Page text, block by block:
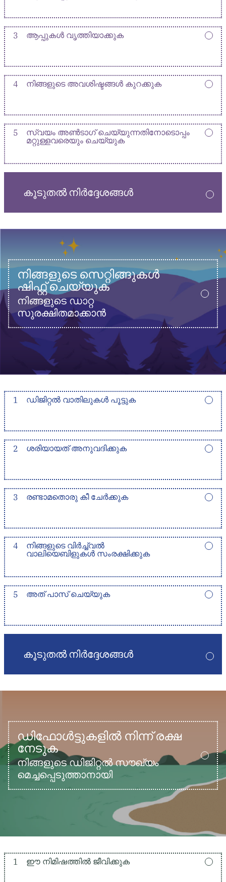
3 ആപ്പുകൾ വൃത്തിയാക്കുക
4 നിങ്ങളുടെ അവശിഷ്ടങ്ങൾ കുറക്കുക
5
സ്വയം അൺടാഗ് ചെയ്യുന്നതിനോടൊപ്പം
മറ്റുള്ളവരെയും ചെയ്യുക
കൂടുതൽ നിർദ്ദേശങ്ങൾ
നിങ്ങളുടെ സെറ്റിങ്ങുകൾ
ഷിഫ്റ്റ് ചെയ്യുക
നിങ്ങളുടെ ഡാറ്റ
സുരക്ഷിതമാക്കാൻ
1 ഡിജിറ്റൽ വാതിലുകൾ പൂട്ടുക
2 ശരിയായത് അനുവദിക്കുക
3 രണ്ടാമതൊരു കീ ചേർക്കുക
4
നിങ്ങളുടെ വിർച്ച്വൽ
വാലിയെബിളുകൾ സംരക്ഷിക്കുക
5 അത് പാസ് ചെയ്യുക
കൂടുതൽ നിർദ്ദേശങ്ങൾ
ഡിഫോൾട്ടുകളിൽ നിന്ന് രക്ഷ
നേടുക
നിങ്ങളുടെ ഡിജിറ്റൽ സൗഖ്യം
മെച്ചപ്പെടുത്താനായി
1 ഈ നിമിഷത്തിൽ ജീവിക്കുക